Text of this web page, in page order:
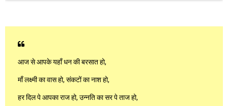
आज से आपके यहाँ धन की बरसात हो,
माँ लक्ष्मी का वास हो, संकटों का नाश हो,
हर दिल पे आपका राज हो, उन्नति का सर पे ताज हो,